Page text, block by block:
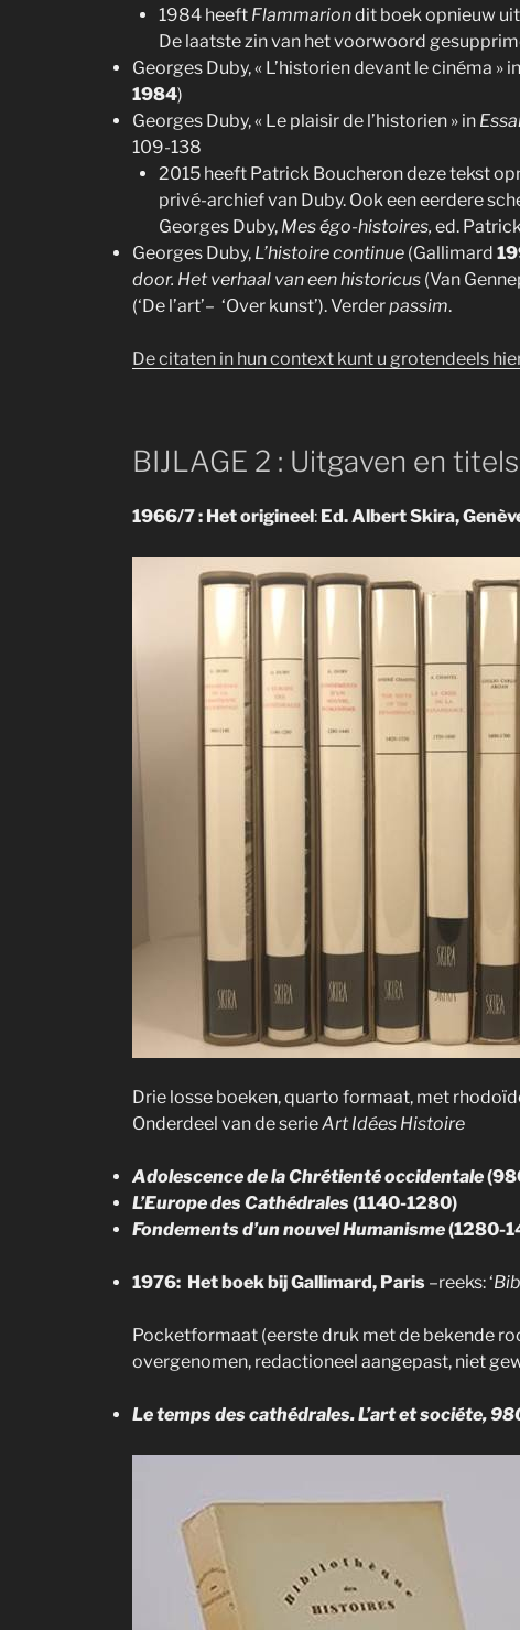
1984 heeft Flammariondit boek opnieuw
De laatste zin van het voorwoord
Georges Duby, « L’historien devant le cinéma » in
1984)
Georges Duby, « Le plaisir de l’historien » in
109-138
2015 heeft Patrick Boucheron deze tekst
privé-archief van Duby. Ook een eerdere
Georges Duby, Mes égo-histoires, ed.
Georges Duby, L’histoire continue (Gallimard
door. Het verhaal van een historicus (Van
(‘De l’art’– ‘Over kunst’). Verderpassim.
De citaten in hun context kunt u grotendeels
BIJLAGE 2 : Uitgaven en titels
1966/7 : Het origineel: Ed. Albert Skira,
Drie losse boeken, quarto formaat, met
Onderdeel van de serieArt Idées Histoire
Adolescence de la Chrétienté occidentale
L’Europe des Cathédrales (1140-1280)
Fondements d’un nouvel Humanisme(1280-
1976: Het boek bij Gallimard, Paris –reeks: ‘
Pocketformaat (eerste druk met de bekende
overgenomen, redactioneel aangepast, niet
Le temps des cathédrales. L’art et sociéte,